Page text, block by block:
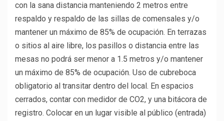
con la sana distancia manteniendo 2 metros entre
respaldo y respaldo de las sillas de comensales y/o
mantener un máximo de 85% de ocupación. En terrazas
o sitios al aire libre, los pasillos o distancia entre las
mesas no podrá ser menor a 1.5 metros y/o mantener
un máximo de 85% de ocupación. Uso de cubreboca
obligatorio al transitar dentro del local. En espacios
cerrados, contar con medidor de CO2, y una bitácora de
registro. Colocar en un lugar visible al público (entrada)